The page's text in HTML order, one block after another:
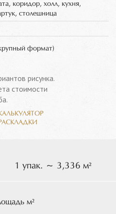
коридор, холл, кухня,
столешница
формат)
рисунка.
стоимости
1 упак. ~ 3,336 м²
м²